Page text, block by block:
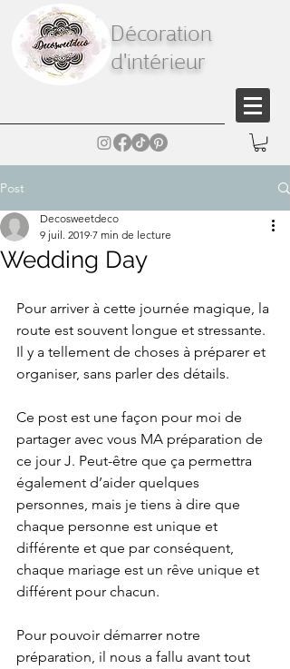
Décoration
d'intérieur
Post
Wedding Day
Decosweetdeco
9 juil. 2019 7 min de lecture
Pour arriver à cette journée magique, la
route est souvent longue et stressante.
Il y a tellement de choses à préparer et
organiser, sans parler des détails.
Ce post est une façon pour moi de
partager avec vous MA préparation de
ce jour J. Peut-être que ça permettra
également d’aider quelques
personnes, mais je tiens à dire que
chaque personne est unique et
différente et que par conséquent,
chaque mariage est un rêve unique et
différent pour chacun.
Pour pouvoir démarrer notre
préparation, il nous a fallu avant tout